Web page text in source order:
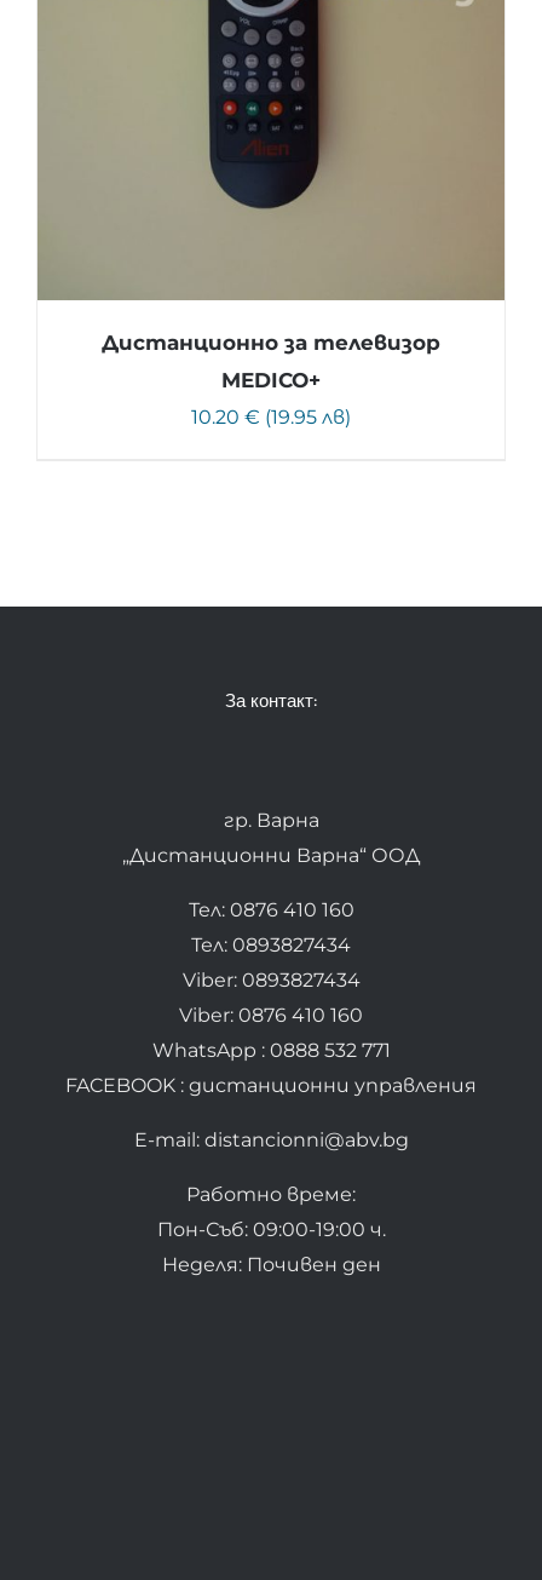
Дистанционно за телевизор
MEDICO+
10.20 € (19.95 лв)
За контакт:
гр. Варна
„Дистанционни Варна“ ООД
Тел: 0876 410 160
Тел: 0893827434
Viber: 0893827434
Viber: 0876 410 160
WhatsApp : 0888 532 771
FACEBOOK : дистанционни управления
E-mail: distancionni@abv.bg
Работно време:
Пон-Съб: 09:00-19:00 ч.
Неделя: Почивен ден